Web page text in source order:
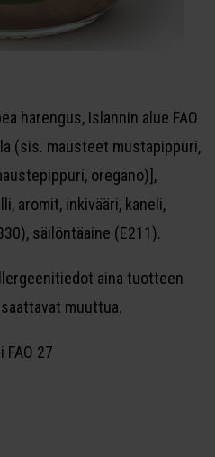
harengus, Islannin alue FAO
(sis. mausteet mustapippuri,
oregano)],
aromit, inkivääri, kaneli,
säilöntäaine (E211).
aina tuotteen
muuttua.
27